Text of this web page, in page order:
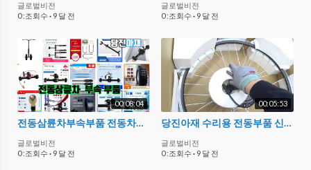
글로벌비전
0 :조회수 · 9 달 전
글로벌비전
0 :조회수 · 9 달 전
00:08:04
전동삼륜차부속부품 전동차부품
글로벌비전
0 :조회수 · 9 달 전
00:05:53
당진아재 수리용 전동부품 신규입고 2 자전거 모터외 27인치 카세트외
글로벌비전
0 :조회수 · 9 달 전